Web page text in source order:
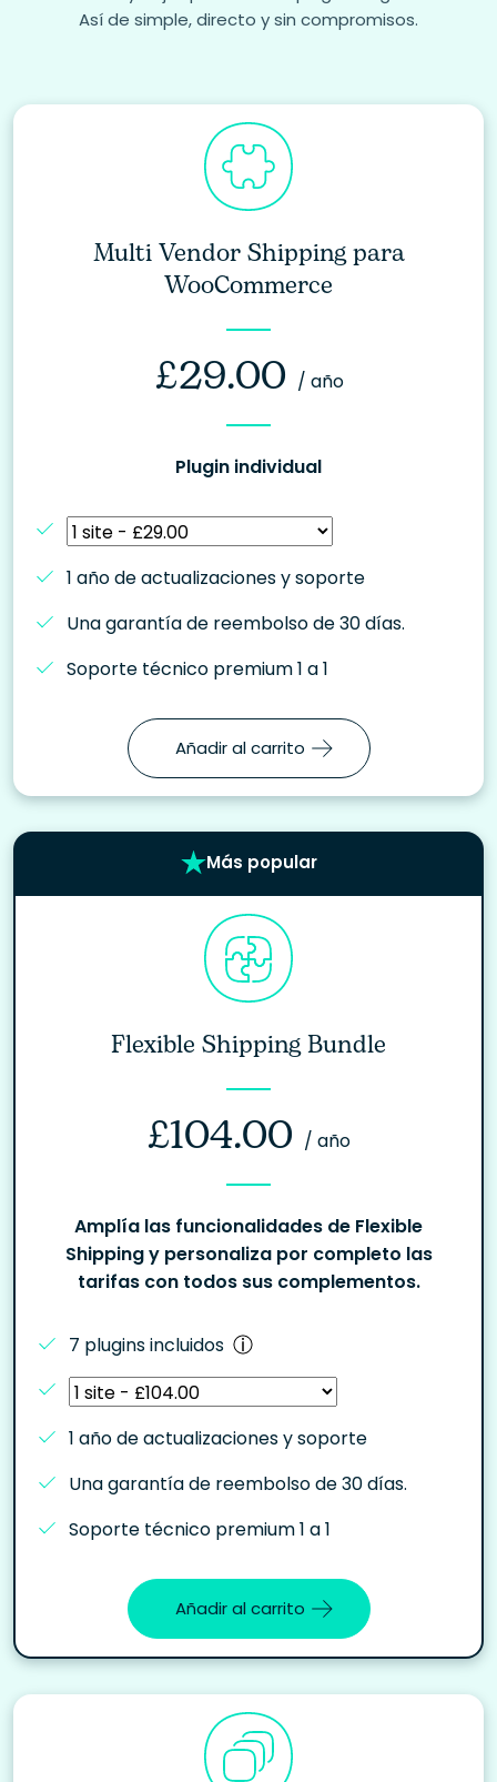
Así de simple, directo y sin compromisos.
Multi Vendor Shipping para
WooCommerce
£29.00 / año
Plugin individual
1 año de actualizaciones y soporte
Una garantía de reembolso de 30 días.
Soporte técnico premium 1 a 1
Añadir al carrito
Más popular
Flexible Shipping Bundle
£104.00 / año
Amplía las funcionalidades de Flexible
Shipping y personaliza por completo las
tarifas con todos sus complementos.
7 plugins incluidos
1 año de actualizaciones y soporte
Una garantía de reembolso de 30 días.
Soporte técnico premium 1 a 1
Añadir al carrito